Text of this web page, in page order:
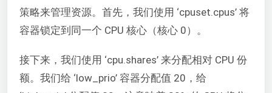
策略来管理资源。首先，我们使用 ‘cpuset.cpus’ 将
容器锁定到同一个 CPU 核心（核心 0）。
接下来，我们使用 ‘cpu.shares’ 来分配相对 CPU 份
额。我们给 ‘low_prio’ 容器分配值 20，给